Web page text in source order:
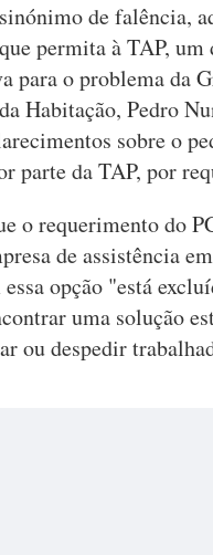
de falência,
permita à TAP,
para o problema da
Habitação, Pedro
sobre o
parte da TAP, por
o requerimento do
de assistência
opção "está
uma solução
ou despedir